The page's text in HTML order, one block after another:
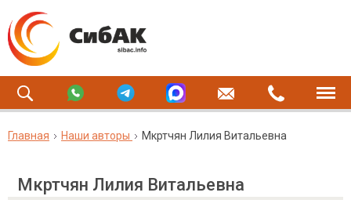
Главная Наши авторы Мкртчян Лилия Витальевна
Мкртчян Лилия Витальевна